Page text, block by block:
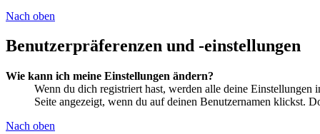
Nach oben
Benutzerpräferenzen und -einstellungen
Wie kann ich meine Einstellungen ändern?
Wenn du dich registriert hast, werden alle deine
Seite angezeigt, wenn du auf deinen Benutzernamen klickst.
Nach oben